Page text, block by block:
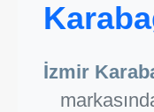
İzmir